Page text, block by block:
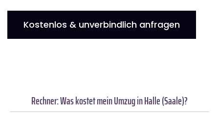
Kostenlos & unverbindlich anfragen
Rechner: Was kostet mein Umzug in Halle (Saale)?